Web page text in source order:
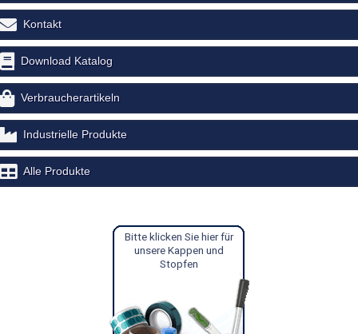
Kontakt
Download Katalog
Verbraucherartikeln
Industrielle Produkte
Alle Produkte
Bitte klicken Sie hier für
unsere Kappen und
Stopfen